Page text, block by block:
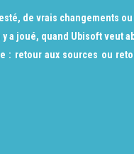
de vrais changements
a joué, quand Ubisoft veut
: retour aux sources ou